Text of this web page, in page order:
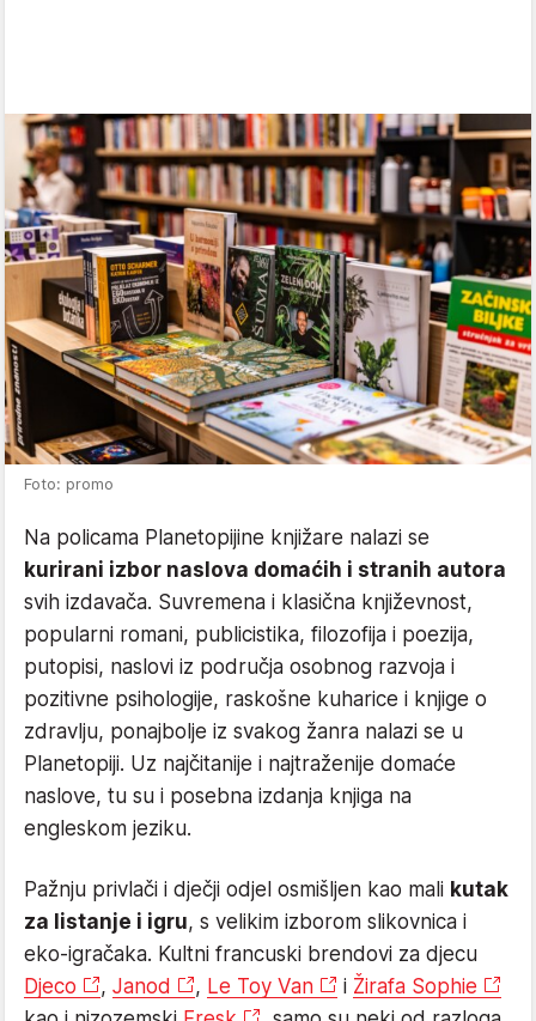
Foto: promo
Na policama Planetopijine knjižare nalazi se
kurirani izbor naslova domaćih i stranih autora
svih izdavača. Suvremena i klasična književnost,
popularni romani, publicistika, filozofija i poezija,
putopisi, naslovi iz područja osobnog razvoja i
pozitivne psihologije, raskošne kuharice i knjige o
zdravlju, ponajbolje iz svakog žanra nalazi se u
Planetopiji. Uz najčitanije i najtraženije domaće
naslove, tu su i posebna izdanja knjiga na
engleskom jeziku.
Pažnju privlači i dječji odjel osmišljen kao mali kutak
za listanje i igru, s velikim izborom slikovnica i
eko-igračaka. Kultni francuski brendovi za djecu
Djeco
, Janod , Le Toy Van i Žirafa Sophie